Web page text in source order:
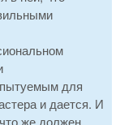
для
и дается. И
же должен